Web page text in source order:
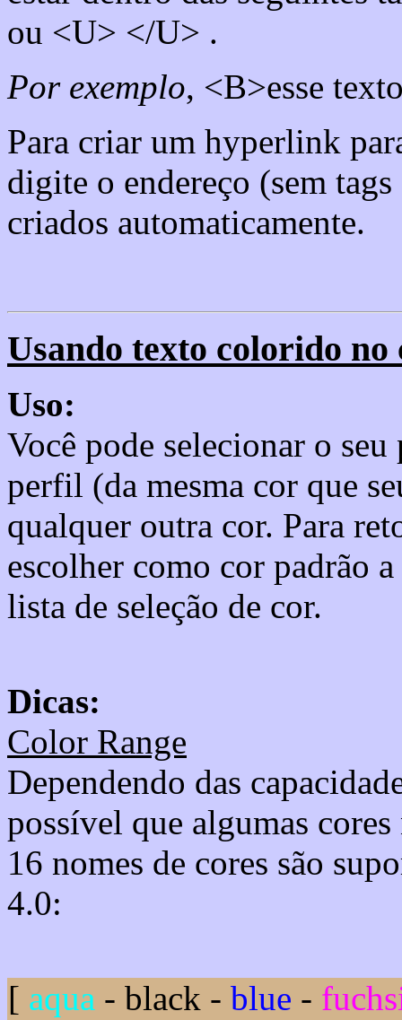
ou <U> </U> .
Por exemplo, <B>esse
Para criar um hyperlink
digite o endereço (sem
criados automaticamente.
Usando texto colorido no
Uso:
Você pode selecionar o
perfil (da mesma cor que
qualquer outra cor. Para
escolher como cor padrão
lista de seleção de cor.
Dicas:
Color Range
Dependendo das
possível que algumas
16 nomes de cores são
4.0:
[ aqua - black - blue -